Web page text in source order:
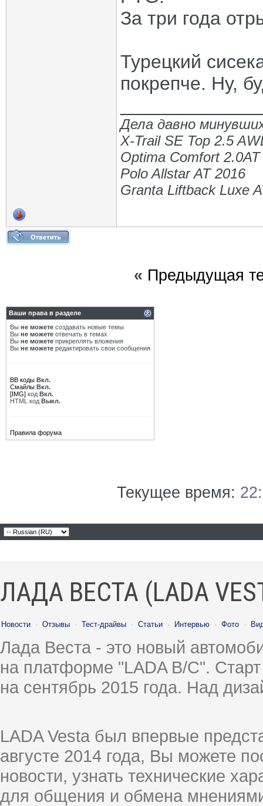
За три года
Турецкий
покрепче. Ну,
Дела давно
X-Trail SE Top 2.5
Optima Comfort
Polo Allstar AT 2016
Granta Liftback Luxe
« Предыдущая
Ваши права в разделе
Вы не можете создавать новые темы
Вы не можете отвечать в темах
Вы не можете прикреплять вложения
Вы не можете редактировать свои сообщения
BB коды Вкл.
Смайлы Вкл.
[IMG] код Вкл.
HTML код Выкл.
Правила форума
Текущее время:
ЛАДА ВЕСТА (LADA
Новости · Отзывы · Тест-драйвы · Статьи · Интервью · Фото ·
Лада Веста - это новый
на платформе "LADA B/C".
на сентябрь 2015 года. Над
LADA Vesta был впервые
августе 2014 года, Вы можете
новости, узнать технические
для общения и обмена